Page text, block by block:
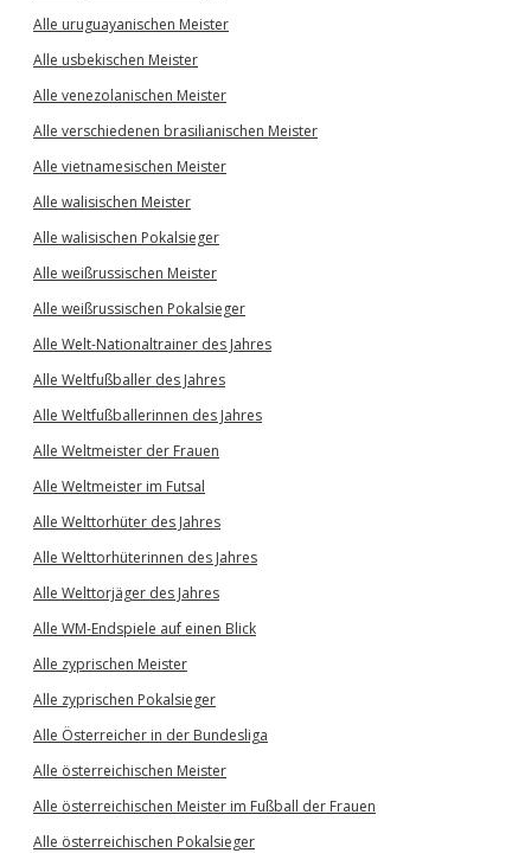
Alle uruguayanischen Meister
Alle usbekischen Meister
Alle venezolanischen Meister
Alle verschiedenen brasilianischen Meister
Alle vietnamesischen Meister
Alle walisischen Meister
Alle walisischen Pokalsieger
Alle weißrussischen Meister
Alle weißrussischen Pokalsieger
Alle Welt-Nationaltrainer des Jahres
Alle Weltfußballer des Jahres
Alle Weltfußballerinnen des Jahres
Alle Weltmeister der Frauen
Alle Weltmeister im Futsal
Alle Welttorhüter des Jahres
Alle Welttorhüterinnen des Jahres
Alle Welttorjäger des Jahres
Alle WM-Endspiele auf einen Blick
Alle zyprischen Meister
Alle zyprischen Pokalsieger
Alle Österreicher in der Bundesliga
Alle österreichischen Meister
Alle österreichischen Meister im Fußball der Frauen
Alle österreichischen Pokalsieger